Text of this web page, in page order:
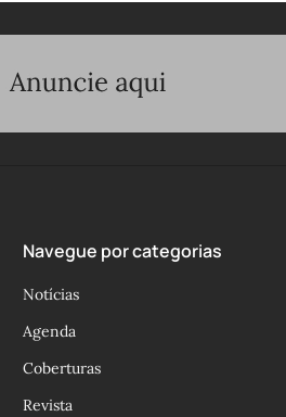
Navegue por categorias
Notícias
Agenda
Coberturas
Revista